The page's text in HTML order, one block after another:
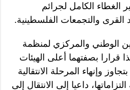
الغطاء الكامل لجرائم
والتجمعات الفلسطينية.
الوطني والمركزي لمنظمة
قرارا بصفتهما أعلى الهيئات
وإنهاء المرحلة الانتقالية
داعيا إلى الانتقال إلى